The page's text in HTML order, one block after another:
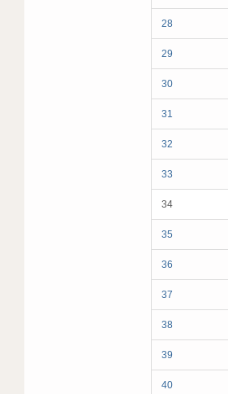
28
29
30
31
32
33
34
35
36
37
38
39
40